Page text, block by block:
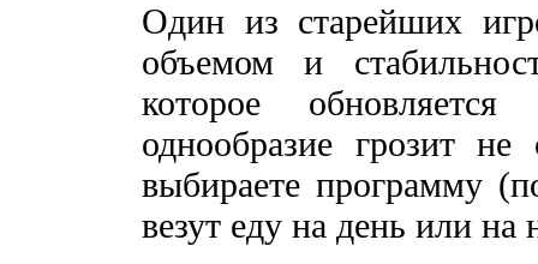
Один из старейших
объемом и
которое
однообразие грозит
выбираете программу
везут еду на день или на